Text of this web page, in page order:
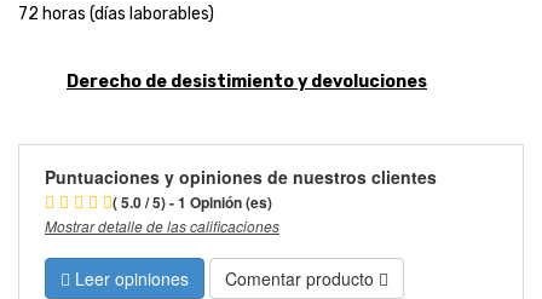
72 horas (días laborables)
Derecho de desistimiento y devoluciones
Puntuaciones y opiniones de nuestros clientes
( 5.0 / 5) - 1 Opinión (es)
Mostrar detalle de las calificaciones
Leer opiniones Comentar producto